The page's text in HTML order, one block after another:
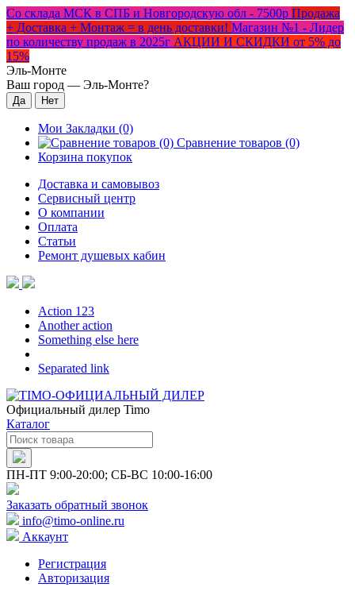
Со склада МСК в СПБ и Новгородскую обл - 7500р Продажа
+ Доставка + Монтаж = в день доставки! Магазин №1 - Лидер
по количеству продаж в 2025г АКЦИИ И СКИДКИ от 5% до
15%
Эль-Монте
Ваш город — Эль-Монте?
Мои Закладки (0)
Сравнение товаров (0)
Корзина покупок
Доставка и самовывоз
Сервисный центр
О компании
Оплата
Статьи
Ремонт душевых кабин
Action 123
Another action
Something else here
Separated link
Официальный дилер Timo
Каталог
ПН-ПТ 9:00-20:00; СБ-ВС 10:00-16:00
Заказать обратный звонок
info@timo-online.ru
Аккаунт
Регистрация
Авторизация